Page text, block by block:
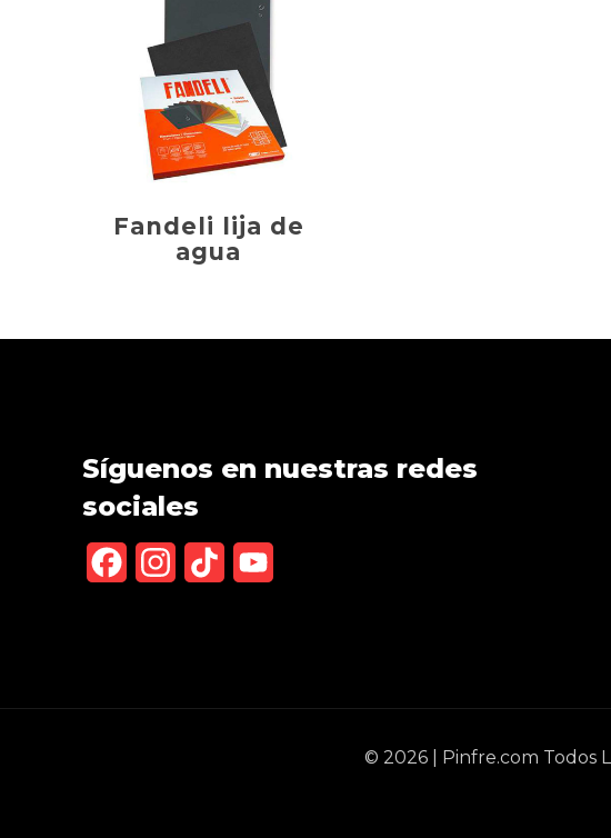
Fandeli lija de
agua
Síguenos en nuestras redes
sociales
FacebookInstagram
TikTok
© 2026 | Pinfre.com Todos